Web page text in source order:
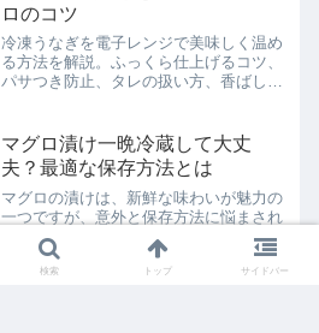
に、二つのアイスクリームを深く理解
し、より一層楽しむことができるでしょ
う。
ロのコツ
冷凍うなぎを電子レンジで美味しく温め
る方法を解説。ふっくら仕上げるコツ、
パサつき防止、タレの扱い方、香ばしさ
します。
マグロ漬け一晩冷蔵して大丈
夫？最適な保存方法とは
マグロの漬けは、新鮮な味わいが魅力の
一つですが、意外と保存方法に悩まされ
ることも多いですよね。一晩保存するだ
けで味が落ちてしまうのではないか、と
心配される方も少なくありません。しか
検索 トップ サイドバー